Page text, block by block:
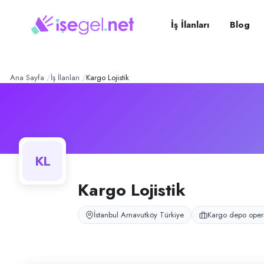
LOJİSTİK – Şirket
KARGO LOJİSTİK, Arnavutköy, İstanbul bölgesinde kargo depo
pozisyonlar
Depo Personeli (Bay)
İş İlanları Blog
Ana Sayfa İş İlanları Kargo Lojistik
KL
Kargo Lojistik
İstanbul Arnavutköy Türkiye Kargo depo